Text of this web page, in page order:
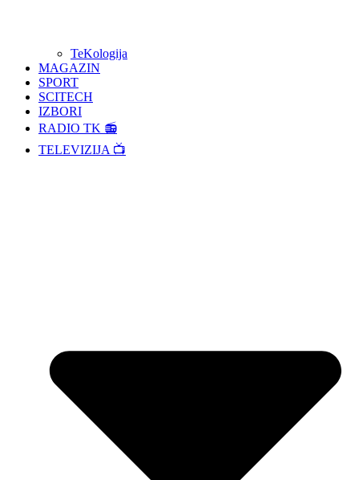
TeKologija
MAGAZIN
SPORT
SCITECH
IZBORI
RADIO TK 📻
TELEVIZIJA 📺